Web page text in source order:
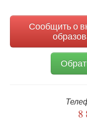
Сообщить о
8